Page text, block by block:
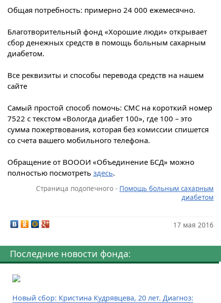
Общая потребность: примерно 24 000 ежемесячно.
Благотворительный фонд «Хорошие люди» открывает
сбор денежных средств в помощь больным сахарным
диабетом.
Все реквизиты и способы перевода средств на нашем
сайте
Самый простой способ помочь: СМС на короткий номер
7522 с текстом «Вологда диабет 100», где 100 – это
сумма пожертвования, которая без комиссии спишется
со счета вашего мобильного телефона.
Обращение от ВОООИ «Объединение БСД» можно
полностью посмотреть здесь.
Страница подопечного - Помощь больным сахарным
диабетом
17 мая 2016
Последние новости фонда:
Новый сбор: Кристина Кудрявцева, 20 лет. Диагноз: